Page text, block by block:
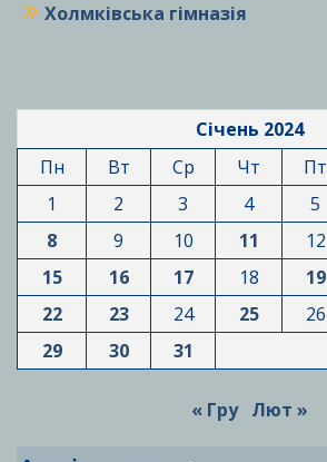
Холмківська гімназія
Січень 2024
Пн
Вт Ср Чт Пт
1
2 3 4 5
8
9 10 11 12
15
16 17 18 19
22
23 24 25 26
29
30 31
« Гру Лют »